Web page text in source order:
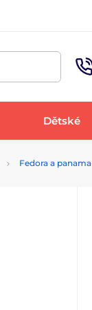
Dětské
Fedora a panama